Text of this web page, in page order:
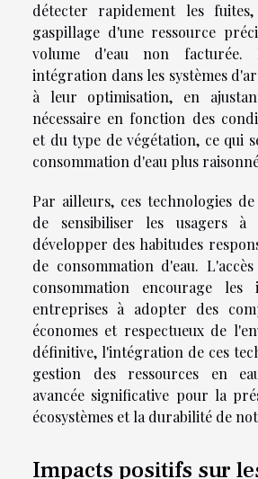
détecter rapidement les
gaspillage d'une ressource
volume d'eau non
intégration dans les systèmes
à leur optimisation, en
nécessaire en fonction des
et du type de végétation, ce qui
consommation d'eau plus
Par ailleurs, ces technologies
de sensibiliser les usagers à
développer des habitudes
de consommation d'eau.
consommation encourage
entreprises à adopter des
économes et respectueux de
définitive, l'intégration de ces
gestion des ressources en
avancée significative pour la
écosystèmes et la durabilité de
Impacts positifs sur